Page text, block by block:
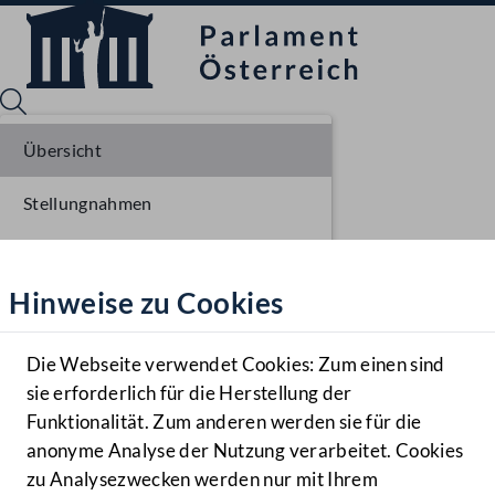
Hilfe
Benutzer
Navigationsmenü öffnen
MENÜ
Hinweise zu Cookies
Die Webseite verwendet Cookies: Zum einen sind
sie erforderlich für die Herstellung der
Funktionalität. Zum anderen werden sie für die
anonyme Analyse der Nutzung verarbeitet. Cookies
zu Analysezwecken werden nur mit Ihrem
Übersicht
Stellungnahmen